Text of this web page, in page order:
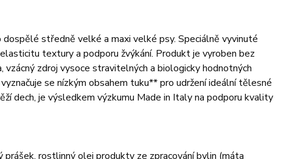
středně velké a maxi velké psy. Speciálně vyvinuté
textury a podporu žvýkání. Produkt je vyroben bez
vzácný zdroj vysoce stravitelných a biologicky hodnotných
se nízkým obsahem tuku** pro udržení ideální tělesné
dech, je výsledkem výzkumu Made in Italy na podporu kvality
rostlinný olej produkty ze zpracování bylin (máta